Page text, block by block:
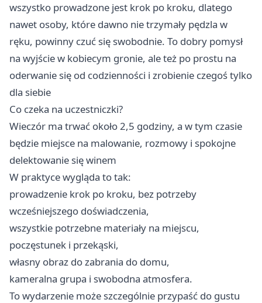
wszystko prowadzone jest krok po kroku, dlatego
nawet osoby, które dawno nie trzymały pędzla w
ręku, powinny czuć się swobodnie. To dobry pomysł
na wyjście w kobiecym gronie, ale też po prostu na
oderwanie się od codzienności i zrobienie czegoś tylko
dla siebie
Co czeka na uczestniczki?
Wieczór ma trwać około 2,5 godziny, a w tym czasie
będzie miejsce na malowanie, rozmowy i spokojne
delektowanie się winem
W praktyce wygląda to tak:
prowadzenie krok po kroku, bez potrzeby
wcześniejszego doświadczenia,
wszystkie potrzebne materiały na miejscu,
poczęstunek i przekąski,
własny obraz do zabrania do domu,
kameralna grupa i swobodna atmosfera.
To wydarzenie może szczególnie przypaść do gustu